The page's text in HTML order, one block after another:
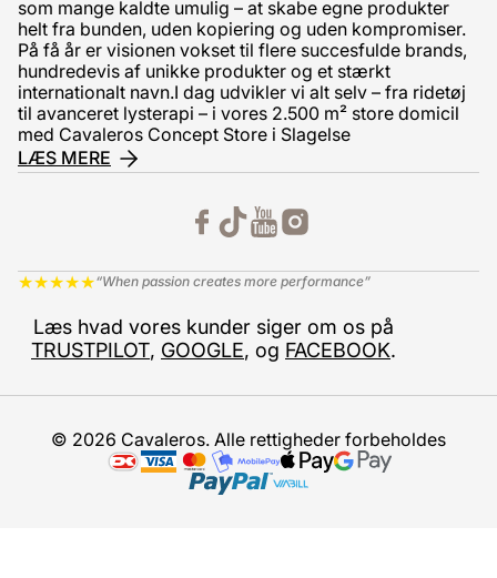
som mange kaldte umulig – at skabe egne produkter
helt fra bunden, uden kopiering og uden kompromiser.
På få år er visionen vokset til flere succesfulde brands,
hundredevis af unikke produkter og et stærkt
internationalt navn.I dag udvikler vi alt selv – fra ridetøj
til avanceret lysterapi – i vores 2.500 m² store domicil
med Cavaleros Concept Store i Slagelse
LÆS MERE
★★★★★“When passion creates more performance”
Læs hvad vores kunder siger om os på
TRUSTPILOT, GOOGLE, og FACEBOOK.
© 2026 Cavaleros. Alle rettigheder forbeholdes